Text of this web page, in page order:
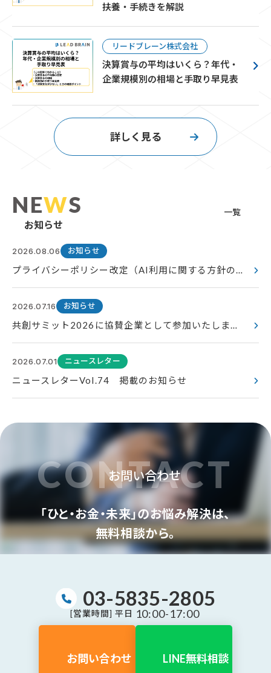
扶養・手続きを解説
リードブレーン株式会社
決算賞与の平均はいくら？年代・
企業規模別の相場と手取り早見表
詳しく見る
NEWS
お知らせ
一覧
2026.08.06 お知らせ
プライバシーポリシー改定（AI利用に関する方針の追加）のお知らせ
2026.07.16 お知らせ
共創サミット2026に協賛企業として参加いたしました
2026.07.01 ニュースレター
ニュースレターVol.74 掲載のお知らせ
CONTACT
お問い合わせ
「ひと・お金・未来」のお悩み解決は、
無料相談から。
03-5835-2805
[営業時間] 平日 10:00-17:00
お問い合わせ LINE無料相談